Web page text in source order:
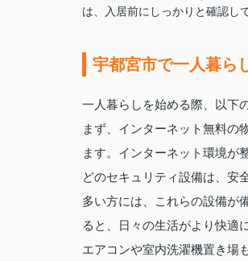
は、入居前にしっかりと確認し
宇都宮市で一人暮ら
一人暮らしを始める際、以下
まず、インターネット無料の
ます。インターネット環境が
どのセキュリティ設備は、安
多い方には、これらの設備が
ると、日々の生活がより快適
エアコンや室内洗濯機置き場